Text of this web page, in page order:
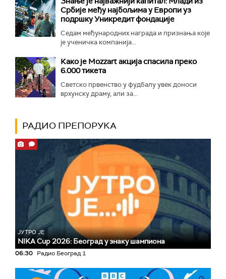
Србије међу најбољима у Европи уз
подршку Уникредит фондације
Седам међународних награда и признања које
је ученичка компанија...
Како је Mozzart акција спасила преко
6.000 тикета
Светско првенство у фудбалу увек доноси
врхунску драму, али за...
РАДИО ПРЕПОРУКА
ЈУТРО ЈЕ
NIKA Cup 2026: Београд у знаку шампиона
06:30 Радио Београд 1